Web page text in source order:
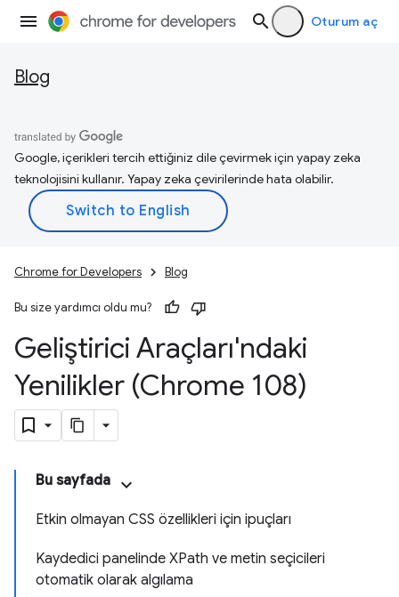
Oturum aç
Blog
Google, içerikleri tercih ettiğiniz dile çevirmek için yapay zeka
teknolojisini kullanır. Yapay zeka çevirilerinde hata olabilir.
Chrome for Developers Blog
Bu size yardımcı oldu mu?
Geliştirici Araçları'ndaki
Yenilikler (Chrome 108)
Bu sayfada
Etkin olmayan CSS özellikleri için ipuçları
Kaydedici panelinde XPath ve metin seçicileri
otomatik olarak algılama